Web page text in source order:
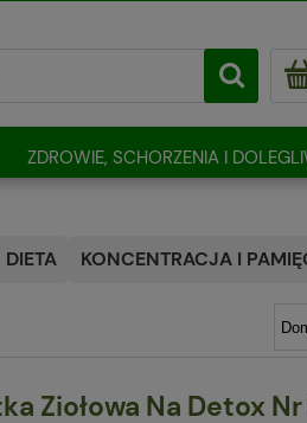
ZDROWIE, SCHORZENIA I
DIETA KONCENTRACJA I
Ziołowa Na Detox Nr